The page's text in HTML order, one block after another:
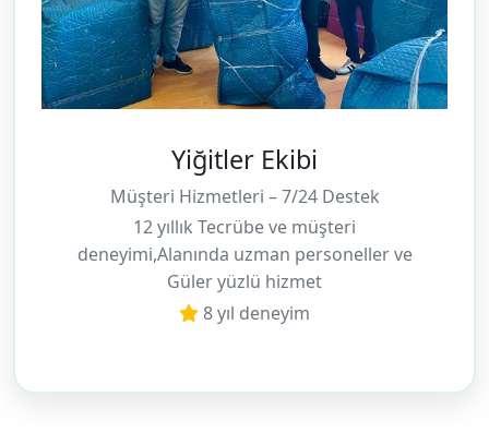
Yiğitler Ekibi
Müşteri Hizmetleri – 7/24 Destek
12 yıllık Tecrübe ve müşteri
deneyimi,Alanında uzman personeller ve
Güler yüzlü hizmet
8 yıl deneyim